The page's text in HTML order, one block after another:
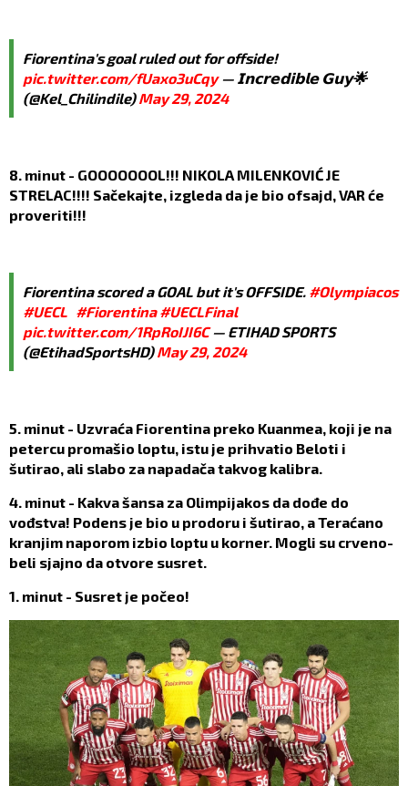
Fiorentina's goal ruled out for offside!
pic.twitter.com/fUaxo3uCqy — 𝗜𝗻𝗰𝗿𝗲𝗱𝗶𝗯𝗹𝗲 𝗚𝘂𝘆🌟
(@Kel_Chilindile)May 29, 2024
8. minut - GOOOOOOOL!!! NIKOLA MILENKOVIĆ JE
STRELAC!!!! Sačekajte, izgleda da je bio ofsajd, VAR će
proveriti!!!
Fiorentina scored a GOAL but it's OFFSIDE. #Olympiacos
#UECL #Fiorentina #UECLFinal
pic.twitter.com/1RpRoIJI6C — ETIHAD SPORTS
(@EtihadSportsHD)May 29, 2024
5. minut - Uzvraća Fiorentina preko Kuanmea, koji je na
petercu promašio loptu, istu je prihvatio Beloti i
šutirao, ali slabo za napadača takvog kalibra.
4. minut - Kakva šansa za Olimpijakos da dođe do
vođstva! Podens je bio u prodoru i šutirao, a Teraćano
kranjim naporom izbio loptu u korner. Mogli su crveno-
beli sjajno da otvore susret.
1. minut - Susret je počeo!